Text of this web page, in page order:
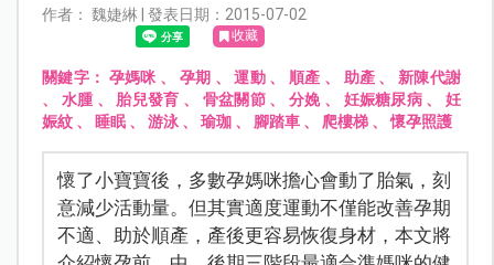
作者： 魏婕綝 | 發表日期：2015-07-02
收藏
關鍵字： 孕媽咪 、 孕期 、運動、 順產 、 助產 、 新陳代謝
、 水腫 、 胎兒發育 、 骨盆關節、 分娩、 妊娠糖尿病 、妊
娠紋、 睡眠、 游泳、 瑜珈、 腳踏車、 爬樓梯、懷孕照護
懷了小寶寶後，多數孕媽咪擔心會動了胎氣，刻
意減少活動量。但其實適度運動不僅能改善孕期
不適、助於順產，產後更容易恢復身材，本文將